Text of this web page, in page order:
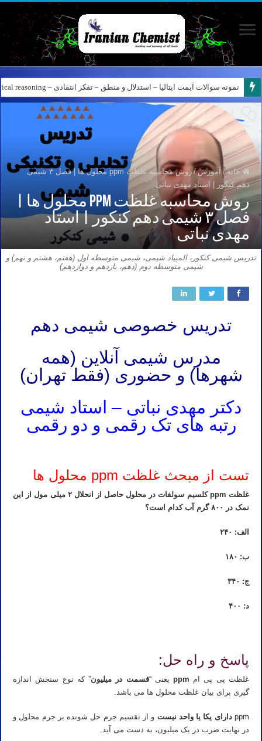
کانال آیمت ایتالیا در نرم افزار بله – کانال شیمی آیمت استاد نباتی
خانه / آموزش /
روش محاسبه غلظت ppm محلول ها | فصل ۳ شیمی
دهم کنکور | استاد مهدی نباتی
روش محاسبه غلظت ppm محلول ها |
فصل ۳ شیمی دهم کنکور | استاد
مهدی نباتی
تدریس شیمی کنکور، المپیاد شیمی، شیمی متوسطه اول (هفتم، هشتم و نهم) و
شیمی متوسطه دوم (دهم، یازدهم و دوازدهم)
تدریس خصوصی شیمی دهم
مدرس شیمی آنلاین (همه
شهرها) و حضوری (فقط تهران)
دکتر مهدی نباتی – استاد شیمی
رتبه های تک رقمی و دو رقمی
تست از مبحث غلظت ppm محلول ها
غلظت ppm کلسیم سولفات در محلول حاصل از انحلال ۲ میلی مول از این
نمک در ۸۰۰ گرم آب کدام است؟
الف: ۲۴۰
ب: ۱۸۰
ج: ۳۴۰
د: ۴۰۰
پاسخ و راه حل:
غلظت پی پی ام ppm یعنی “قسمت در میلیون” که نوع سنجش اندازه
گیری برای بیان غلظت محلول ها می باشد.
ppm دارای یکا یا واحد نیست و از تقسیم جرم حل شونده بر جرم محلول و
در نهایت ضرب در یک میلیون، به دست می آید.